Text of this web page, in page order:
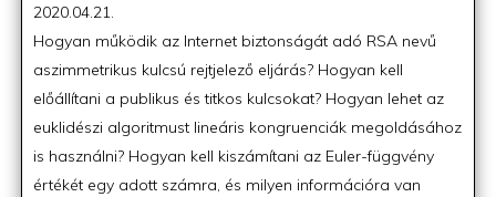
Posted
on
2020.04.21.
Hogyan működik az Internet biztonságát adó RSA nevű
aszimmetrikus kulcsú rejtjelező eljárás? Hogyan kell
előállítani a publikus és titkos kulcsokat? Hogyan lehet az
euklidészi algoritmust lineáris kongruenciák megoldásához
is használni? Hogyan kell kiszámítani az Euler-függvény
értékét egy adott számra, és milyen információra van